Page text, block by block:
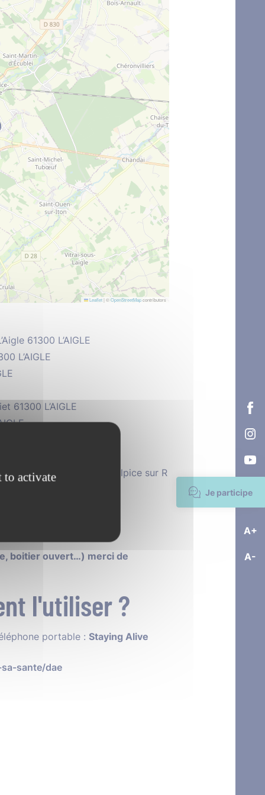
Je participe
A+
A-
Leaflet| ©OpenStreetMapcontributors
61300 L’AIGLE
L’AIGLE
61300 L’AIGLE
Anglure, 61300 St Sulpice sur R
boitier ouvert…) merci de
l'utiliser ?
portable : Staying Alive
sante/dae
to activate